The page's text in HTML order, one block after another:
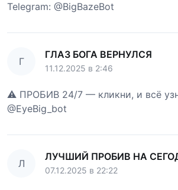
Telegram: @BigBazeBot
Г
ГЛАЗ БОГА ВЕРНУЛСЯ
11.12.2025 в 2:46
⚠️ ПРОБИВ 24/7 — кликни, и всё
@EyeBig_bot
Л
ЛУЧШИЙ ПРОБИВ НА
07.12.2025 в 22:22